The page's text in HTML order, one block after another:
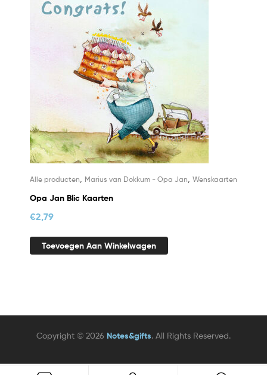
Alle producten Marius van Dokkum - Opa Jan Wenskaarten
Opa Jan Blic Kaarten
€2,79
Toevoegen Aan Winkelwagen
Copyright © 2026 Notes&gifts. All Rights Reserved.